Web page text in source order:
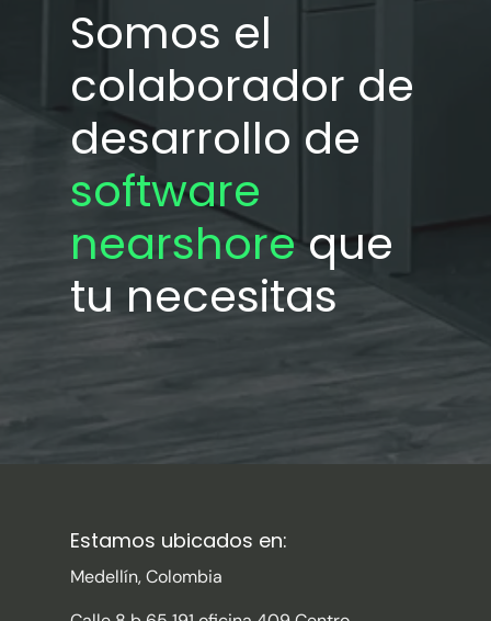
Somos el
colaborador de
desarrollo de
software
nearshoreque
tu necesitas
Estamos ubicados en:
Medellín, Colombia